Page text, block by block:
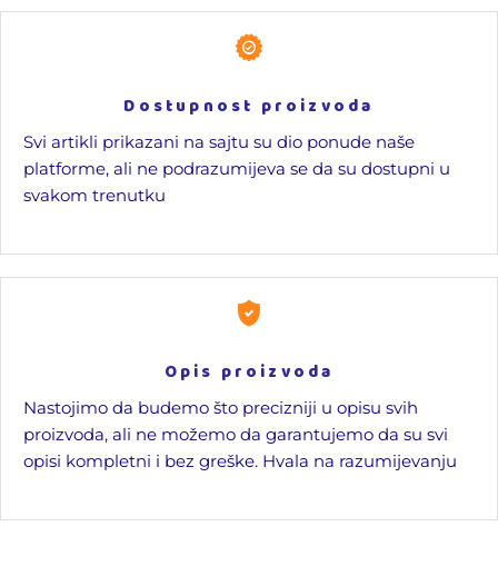
Dostupnost proizvoda
Svi artikli prikazani na sajtu su dio ponude naše
platforme, ali ne podrazumijeva se da su dostupni u
svakom trenutku
Opis proizvoda
Nastojimo da budemo što precizniji u opisu svih
proizvoda, ali ne možemo da garantujemo da su svi
opisi kompletni i bez greške. Hvala na razumijevanju